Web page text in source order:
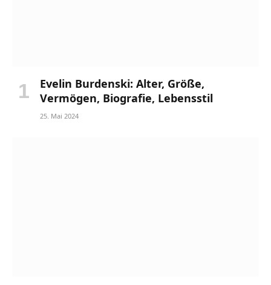
Evelin Burdenski: Alter, Größe,
Vermögen, Biografie, Lebensstil
25. Mai 2024